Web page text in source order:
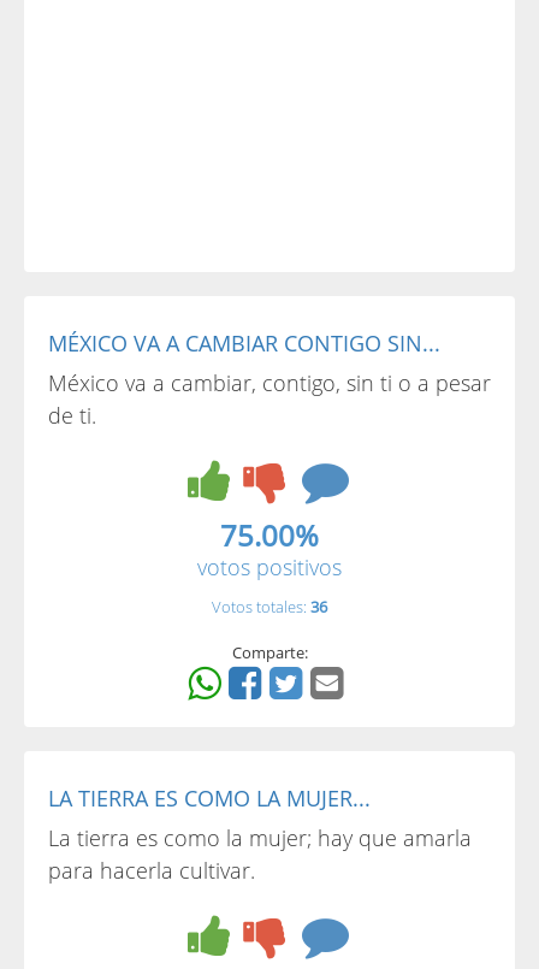
MÉXICO VA A CAMBIAR CONTIGO SIN...
México va a cambiar, contigo, sin ti o a pesar
de ti.
75.00%
votos positivos
Votos totales: 36
Comparte:
LA TIERRA ES COMO LA MUJER...
La tierra es como la mujer; hay que amarla
para hacerla cultivar.